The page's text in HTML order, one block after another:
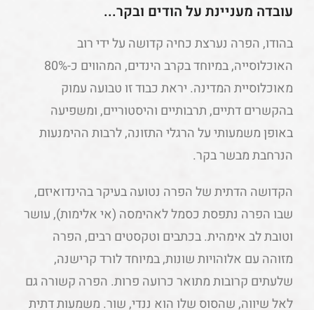
עובדה מעניינת על הודים ובקר...
בהודו, הפרה נערצת כחיה קדושה על ידי רוב
האוכלוסייה, במיוחד בקרב הינדים, המהווים כ-80%
מאוכלוסיית המדינה. יראת כבוד זו טבועה עמוק
בהקשרים דתיים, תרבותיים והיסטוריים, ומשפיעה
באופן משמעותי על הרגלי התזונה, לרבות ההימנעות
הנרחבת מבשר בקר.
הקדושה הדתית של הפרה נטועה בעיקר בהינדואיזם,
שבו הפרה נתפסת כסמל לאהימסה (אי אלימות), עושר
וטובת לב אימהית. בכתבים וטקסטים רבים, הפרה
מזוהה עם אלוהויות שונות, במיוחד לורד קרישנה,
שלעתים קרובות מתואר כרועה פרות. הפרה קשורה גם
לאל שיווה, שהסוס שלו הוא ננדי, שור. משמעות דתית